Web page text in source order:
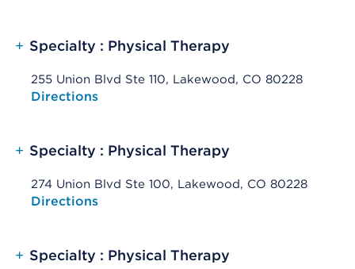
+ Specialty : Physical Therapy
255 Union Blvd Ste 110, Lakewood, CO 80228
Opens native map application on mobile devices
Directions
+ Specialty : Physical Therapy
274 Union Blvd Ste 100, Lakewood, CO 80228
Opens native map application on mobile devices
Directions
+ Specialty : Physical Therapy